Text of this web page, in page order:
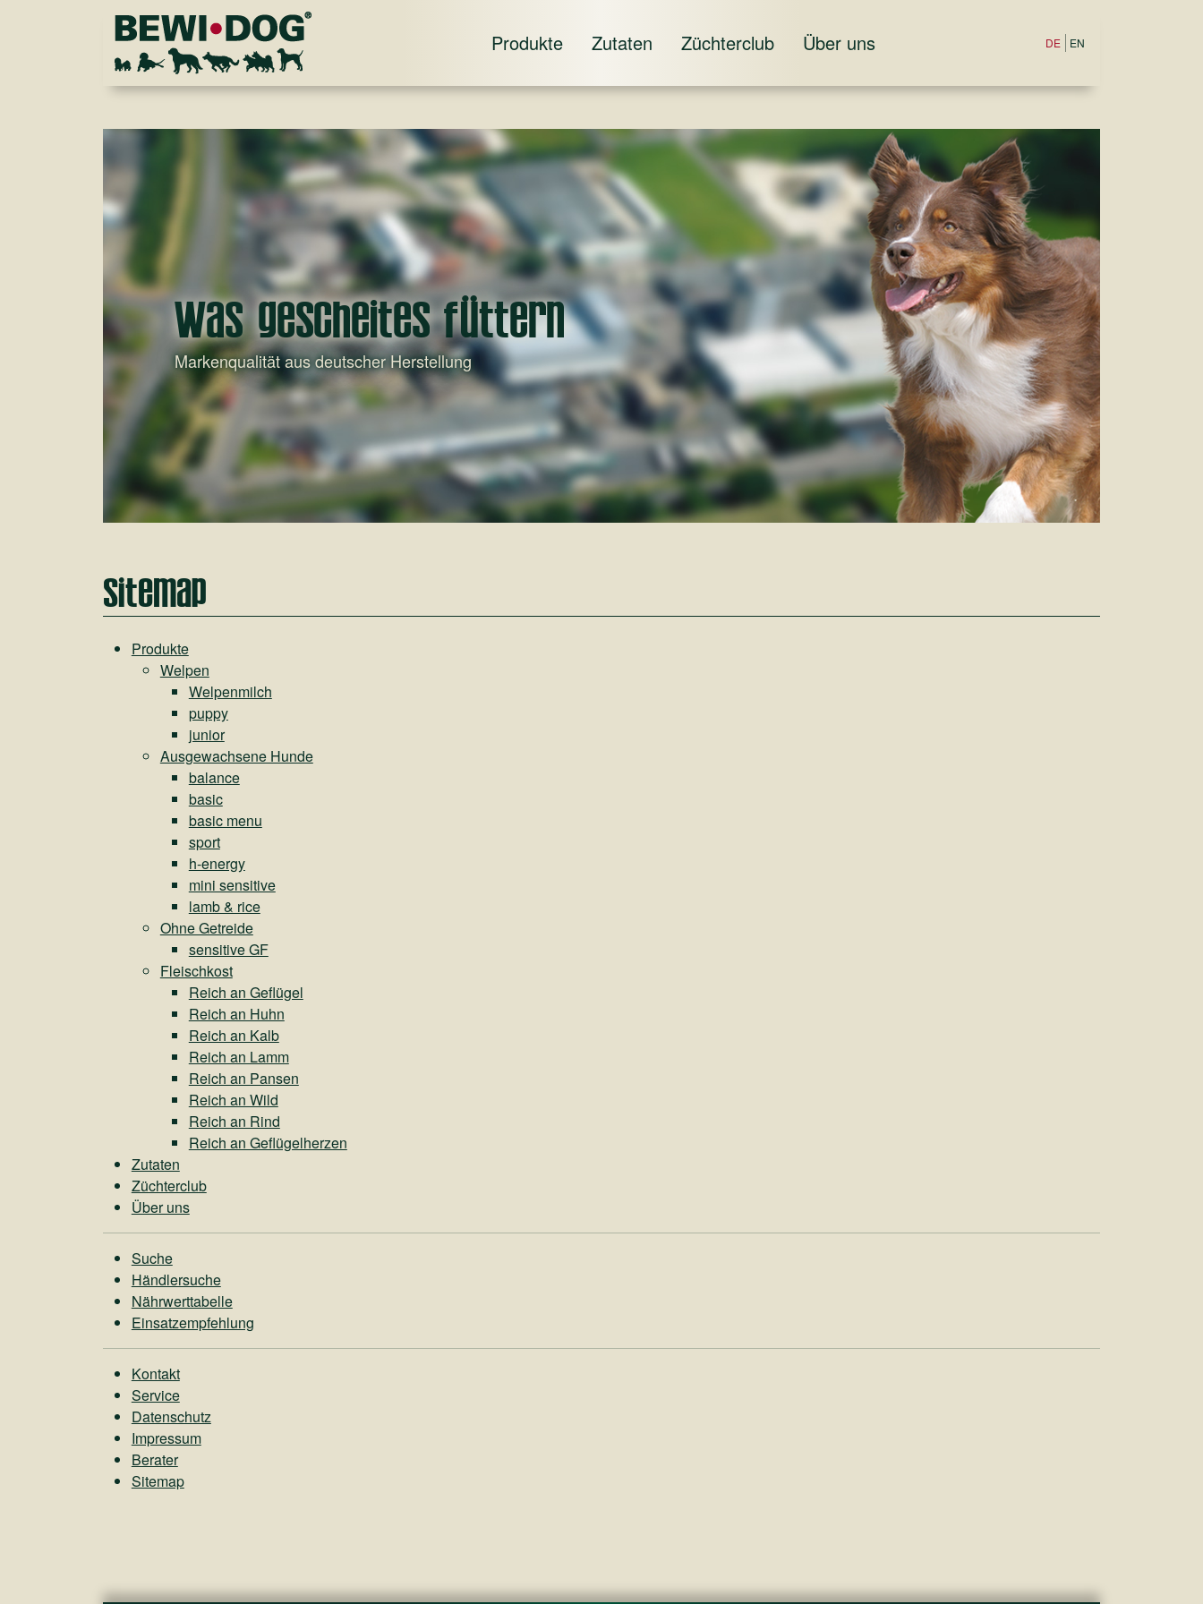
Produkte Zutaten Züchterclub Über uns DE EN
Was gescheites füttern
Markenqualität aus deutscher Herstellung
Sitemap
Produkte
Welpen
Welpenmilch
puppy
junior
Ausgewachsene Hunde
balance
basic
basic menu
sport
h-energy
mini sensitive
lamb & rice
Ohne Getreide
sensitive GF
Fleischkost
Reich an Geflügel
Reich an Huhn
Reich an Kalb
Reich an Lamm
Reich an Pansen
Reich an Wild
Reich an Rind
Reich an Geflügelherzen
Zutaten
Züchterclub
Über uns
Suche
Händlersuche
Nährwerttabelle
Einsatzempfehlung
Kontakt
Service
Datenschutz
Impressum
Berater
Sitemap